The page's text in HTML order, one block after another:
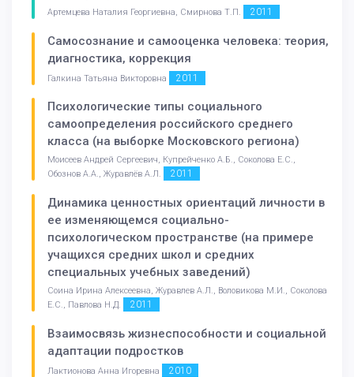
Артемцева Наталия Георгиевна, Смирнова Т.П. 2011
Самосознание и самооценка человека: теория,
диагностика, коррекция
Галкина Татьяна Викторовна 2011
Психологические типы социального
самоопределения российского среднего
класса (на выборке Московского региона)
Моисеев Андрей Сергеевич, Купрейченко А.Б., Соколова Е.С.,
Обознов А.А., Журавлёв А.Л.
2011
Динамика ценностных ориентаций личности в
ее изменяющемся социально-
психологическом пространстве (на примере
учащихся средних школ и средних
специальных учебных заведений)
Соина Ирина Алексеевна, Журавлев А.Л., Воловикова М.И., Соколова
Е.С., Павлова Н.Д.
2011
Взаимосвязь жизнеспособности и социальной
адаптации подростков
Лактионова Анна Игоревна 2010